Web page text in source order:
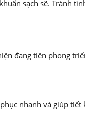
sạch sẽ. Tránh
đang tiên phong
nhanh và giúp tiết